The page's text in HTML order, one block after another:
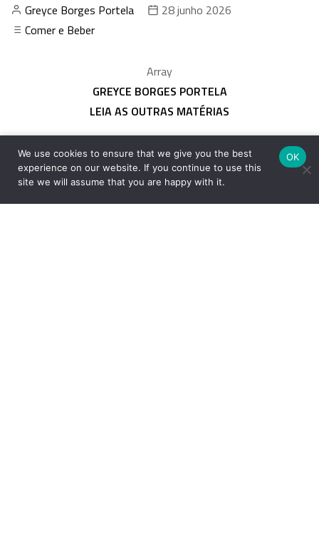
Greyce Borges Portela
28 junho 2026
Comer e Beber
Array
GREYCE BORGES PORTELA
LEIA AS OUTRAS MATÉRIAS
We use cookies to ensure that we give you the best
experience on our website. If you continue to use this
site we will assume that you are happy with it.
OK